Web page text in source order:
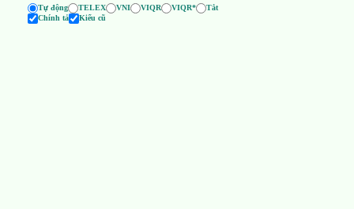
Tự động TELEX VNI VIQR VIQR*
Tắt
Chính tả
Kiểu cũ